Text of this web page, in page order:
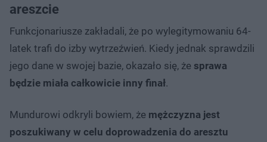
areszcie
Funkcjonariusze zakładali, że po wylegitymowaniu 64-
latek trafi do izby wytrzeźwień. Kiedy jednak sprawdzili
jego dane w swojej bazie, okazało się, że sprawa
będzie miała całkowicie inny finał.
Mundurowi odkryli bowiem, że mężczyzna jest
poszukiwany w celu doprowadzenia do aresztu